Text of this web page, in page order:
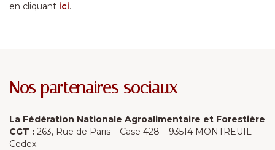
en cliquant ici.
Nos partenaires sociaux
La Fédération Nationale Agroalimentaire et Forestière
CGT : 263, Rue de Paris – Case 428 – 93514 MONTREUIL
Cedex